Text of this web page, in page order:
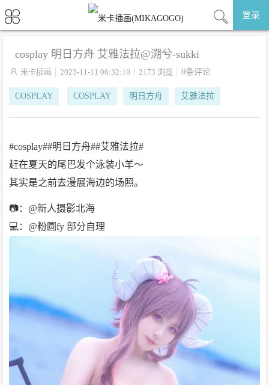
登录
cosplay 明日方舟 艾雅法拉@溯兮-sukki
 米卡插画 2023-11-11 06:32:10 2173 浏览 0条评论
COSPLAY COSPLAY 明日方舟 艾雅法拉
#cosplay##明日方舟##艾雅法拉#
赶在夏天的尾巴发个泳装小羊～
其实是之前去漫展海边的场照。
📷：@新人摄影北海
💻：@粉圆fy 部分自理 ​​​